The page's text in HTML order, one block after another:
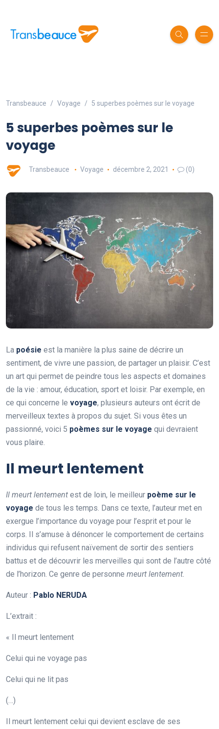
Transbeauce Voyage 5 superbes poèmes sur le voyage
5 superbes poèmes sur le
voyage
Transbeauce Voyage décembre 2, 2021 (0)
La poésie est la manière la plus saine de décrire un
sentiment, de vivre une passion, de partager un plaisir. C’est
un art qui permet de peindre tous les aspects et domaines
de la vie : amour, éducation, sport et loisir. Par exemple, en
ce qui concerne le voyage, plusieurs auteurs ont écrit de
merveilleux textes à propos du sujet. Si vous êtes un
passionné, voici 5 poèmes sur le voyage qui devraient
vous plaire.
Il meurt lentement
Il meurt lentement est de loin, le meilleur poème sur le
voyage de tous les temps. Dans ce texte, l’auteur met en
exergue l’importance du voyage pour l’esprit et pour le
corps. Il s’amuse à dénoncer le comportement de certains
individus qui refusent naïvement de sortir des sentiers
battus et de découvrir les merveilles qui sont de l’autre côté
de l’horizon. Ce genre de personne meurt lentement.
Auteur : Pablo NERUDA
L’extrait :
« Il meurt lentement
Celui qui ne voyage pas
Celui qui ne lit pas
(…)
Il meurt lentement celui qui devient esclave de ses